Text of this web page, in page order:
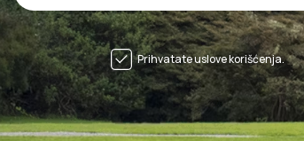
Prihvatate uslove korišćenja.